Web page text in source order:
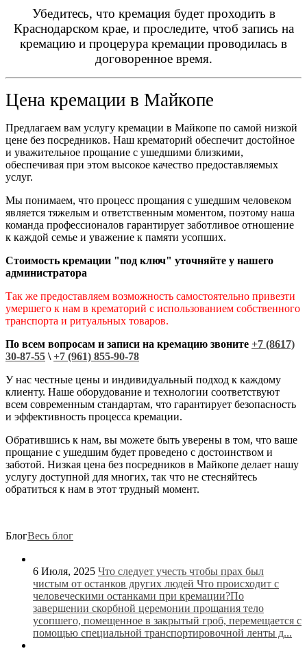
Убедитесь, что кремация будет проходить в
Краснодарском крае, и проследите, чтоб запись на
кремацию и процерура кремации проводилась в
договоренное время.
Цена кремации в Майкопе
Предлагаем вам услугу кремации в Майкопе по самой низкой
цене без посредников. Наш крематорий обеспечит достойное
и уважительное прощание с ушедшими близкими,
обеспечивая при этом высокое качество предоставляемых
услуг.
Мы понимаем, что процесс прощания с ушедшим человеком
является тяжелым и ответственным моментом, поэтому наша
команда профессионалов гарантирует заботливое отношение
к каждой семье и уважение к памяти усопших.
Стоимость кремации "под ключ" уточняйте у нашего
администратора
Так же предоставляем возможность самостоятельно привезти
умершего к нам в крематорий с использованием собственного
транспорта и ритуальных товаров.
По всем вопросам и записи на кремацию звоните +7 (8617)
30-87-55 \+7 (961) 855-90-78
У нас честные цены и индивидуальный подход к каждому
клиенту. Наше оборудование и технологии соответствуют
всем современным стандартам, что гарантирует безопасность
и эффективность процесса кремации.
Обратившись к нам, вы можете быть уверены в том, что ваше
прощание с ушедшим будет проведено с достоинством и
заботой. Низкая цена без посредников в Майкопе делает нашу
услугу доступной для многих, так что не стесняйтесь
обратиться к нам в этот трудный момент.
БлогВесь блог
6 Июля, 2025 Что следует учесть чтобы прах был
чистым от останков других людей Что происходит с
человеческими останками при кремации?По
завершении скорбной церемонии прощания тело
усопшего, помещенное в закрытый гроб, перемещается с
помощью специальной транспортировочной ленты д...